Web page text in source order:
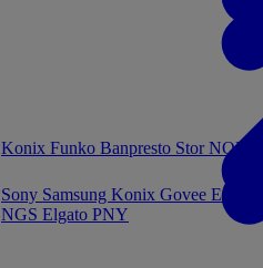
Konix Funko Banpresto Stor
Sony Samsung Konix Govee
NGS Elgato PNY